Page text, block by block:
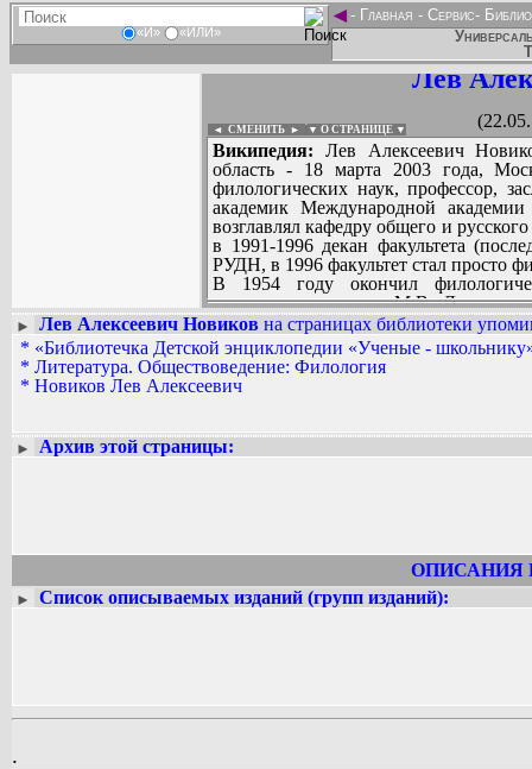
«И» «ИЛИ»
◄- Главная - Сервис-
Лев
◄ СМЕНИТЬ ► ▼ О СТРАНИЦЕ ▼
Википедия: Лев Алексеевич
область - 18 марта 2003 года,
филологических наук, профессор,
академик Международной
возглавлял кафедру общего и
в 1991-1996 декан факультета
РУДН, в 1996 факультет стал просто
В 1954 году окончил
университета имени М.В.
филологических наук на тему
литературном языке». В 1974 году
«Антонимия в русском языке.
антонимов)».
С 1958 вел педагогическую и
МГУ и Институте русского языка
Научные интересы Льва
художественного текста»,
2003 году вышел учебник
разделы, как «Фонетика»,
Вадим Ершов...
...
► Лев Алексеевич Новиков на страницах библиотеки
* «Библиотечка Детской энциклопедии «Ученые -
* Литература. Обществоведение: Филология
* Новиков Лев Алексеевич
► Архив этой страницы:
ОПИСАНИЯ
► Список описываемых изданий (групп изданий):
.